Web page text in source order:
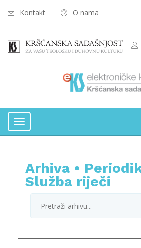
Kontakt O nama
Toggle
Arhiva •
Služba riječi